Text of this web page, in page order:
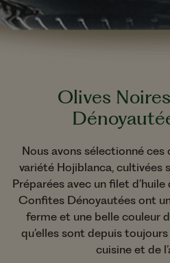
Olives
Nous avons sélectionné ces
variété Hojiblanca, cultivées
Préparées avec un filet d’huile
Confites Dénoyautées ont
ferme et une belle couleur
qu’elles sont depuis
cuisine et de